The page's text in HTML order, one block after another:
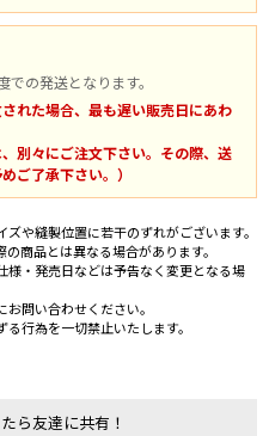
の発送となります。
れた場合、最も遅い販売日にあわ
別々にご注文下さい。その際、送
ご了承下さい。）
や縫製位置に若干のずれがございます。
商品とは異なる場合があります。
様・発売日などは予告なく変更となる場
問い合わせください。
行為を一切禁止いたします。
ら友達に共有！